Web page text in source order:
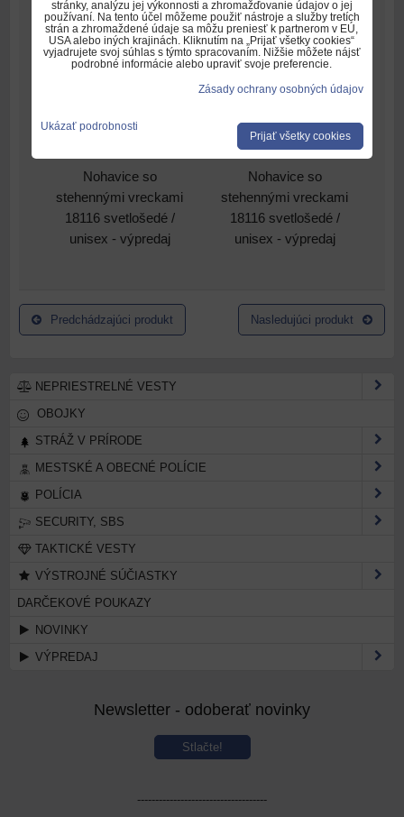
Nohavice so
stehennými vreckami
18116 svetlošedé /
unisex - výpredaj
Nohavice so
stehennými vreckami
18116 svetlošedé /
unisex - výpredaj
Predchádzajúci produkt Nasledujúci produkt
NEPRIESTRELNÉ VESTY
OBOJKY
STRÁŽ V PRÍRODE
MESTSKÉ A OBECNÉ POLÍCIE
POLÍCIA
SECURITY, SBS
TAKTICKÉ VESTY
VÝSTROJNÉ SÚČIASTKY
DARČEKOVÉ POUKAZY
NOVINKY
VÝPREDAJ
Newsletter - odoberať novinky
Stlačte!
------------------------------------
stránky, analýzu jej výkonnosti a zhromažďovanie údajov o jej
používaní. Na tento účel môžeme použiť nástroje a služby tretích
strán a zhromaždené údaje sa môžu preniesť k partnerom v EÚ,
USA alebo iných krajinách. Kliknutím na „Prijať všetky cookies“
vyjadrujete svoj súhlas s týmto spracovaním. Nižšie môžete nájsť
podrobné informácie alebo upraviť svoje preferencie.
Zásady ochrany osobných údajov
Ukázať podrobnosti
Prijať všetky cookies